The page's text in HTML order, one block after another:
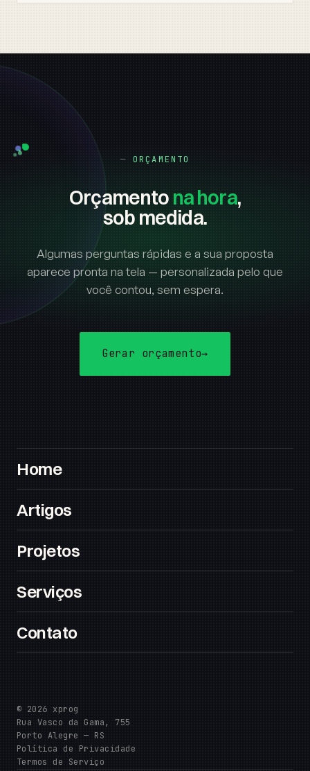
ORÇAMENTO
Orçamento na hora,
sob medida.
Algumas perguntas rápidas e a sua proposta
aparece pronta na tela — personalizada pelo que
você contou, sem espera.
Gerar orçamento→
Home
Artigos
Projetos
Serviços
Contato
© 2026 xprog
Rua Vasco da Gama, 755
Porto Alegre — RS
Política de Privacidade
Termos de Serviço